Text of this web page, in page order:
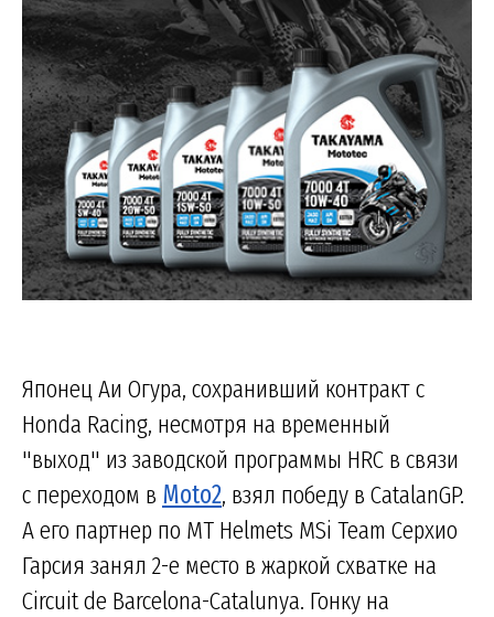
Японец Аи Огура, сохранивший контракт с
Honda Racing, несмотря на временный
"выход" из заводской программы HRC в связи
с переходом в Moto2, взял победу в CatalanGP.
А его партнер по MT Helmets MSi Team Серхио
Гарсия занял 2-е место в жаркой схватке на
Circuit de Barcelona-Catalunya. Гонку на